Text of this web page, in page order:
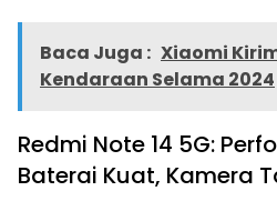
Baca Juga : Xiaomi
Kendaraan Selama 2024
Redmi Note 14 5G:
Baterai Kuat, Kamera